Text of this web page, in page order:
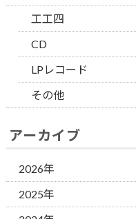
工工四
CD
LPレコード
その他
アーカイブ
2026年
2025年